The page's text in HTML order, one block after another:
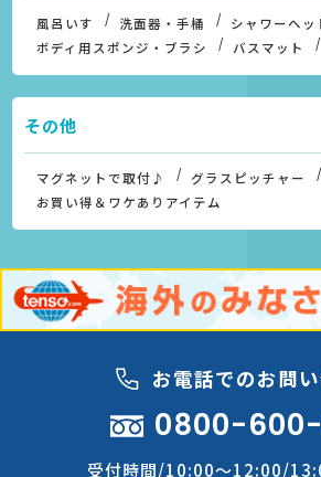
風呂いす 洗面器・手桶
シャワーヘッ
ボディ用スポンジ・ブラシ
バスマット
その他
マグネットで取付♪
グラスピッチャー
お買い得＆ワケありアイテム
お電話でのお問
0800-600-
受付時間/10:00～12:00/